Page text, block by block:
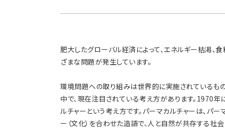
肥大したグローバル経済によって、エネルギー枯渇、
ざまな問題が発生しています。
環境問題への取り組みは世界的に実施されているも
中で、現在注目されている考え方があります。1970
ルチャーという考え方です。パーマカルチャーは、パー
ー（文化）を合わせた造語で、人と自然が共存する社